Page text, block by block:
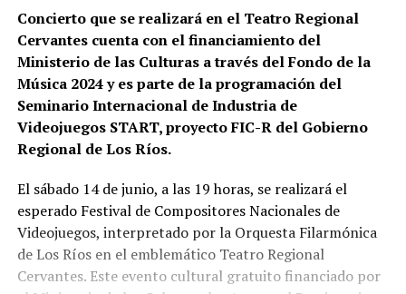
Concierto que se realizará en el Teatro Regional
Cervantes cuenta con el financiamiento del
Ministerio de las Culturas a través del Fondo de la
Música 2024 y es parte de la programación del
Seminario Internacional de Industria de
Videojuegos START, proyecto FIC-R del Gobierno
Regional de Los Ríos.
El sábado 14 de junio, a las 19 horas, se realizará el
esperado Festival de Compositores Nacionales de
Videojuegos, interpretado por la Orquesta Filarmónica
de Los Ríos en el emblemático Teatro Regional
Cervantes. Este evento cultural gratuito financiado por